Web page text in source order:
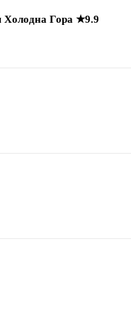
Холодна Гора ★9.9